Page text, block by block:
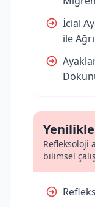
İclal
ile
Refleksoloji
bilimsel